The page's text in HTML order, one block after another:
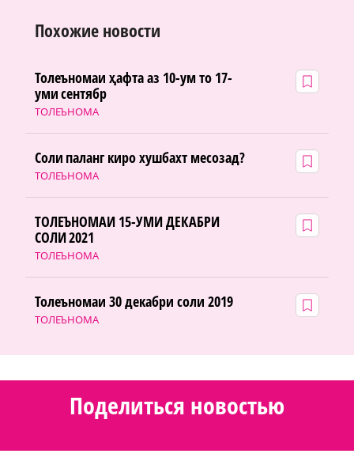
Похожие новости
ТОЛЕЪНОМА
Толеъномаи ҳафта аз 10-ум то 17-
уми сентябр
ТОЛЕЪНОМА
Соли паланг киро хушбахт месозад?
ТОЛЕЪНОМА
ТОЛЕЪНОМАИ 15-УМИ ДЕКАБРИ
СОЛИ 2021
ТОЛЕЪНОМА
Толеъномаи 30 декабри соли 2019
Поделиться новостью